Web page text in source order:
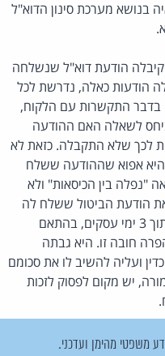
בנושא מערכת סינון הדוא"ל
הודעת דוא"ל שנשלחה
הודעות כאלה, נדרשת לכל
בדבר התקשרות עם הלקוח,
לשאלה האם ההודעה
לכך שלא התקבלה. כזאת לא
אפוא שההודעה ששלח
"נפלה בין הכיסאות" ולא
הודעת הביטול ששלח לה
התובע והיה עליה לנתקו מן השירות, תוך 3 ימי עסקים, בהתאם
חובה זו. היא גבתה
ועליה להשיב לו את סכומם
יש מקום לפסוק לזכות
משפטי מהימן ועדכני.